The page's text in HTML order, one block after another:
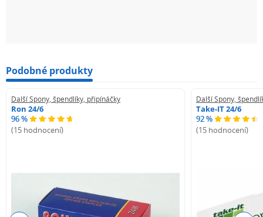
Podobné produkty
Další Spony, špendlíky, připínáčky
Ron 24/6
96 %
(15 hodnocení)
Další Spony,
Take-IT 24/6
92 %
(15 hodnocení)